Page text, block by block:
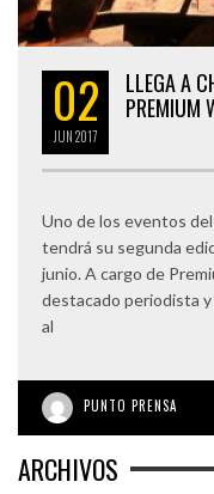
02
JUN2017
LLEGA A
PREMIUM
Uno de los eventos
tendrá su segunda
junio. A cargo de
destacado periodista
al
PUNTO PRENSA
ARCHIVOS